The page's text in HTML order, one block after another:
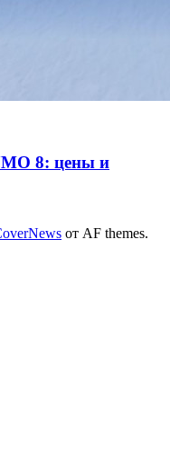
8: цены и
от AF themes.